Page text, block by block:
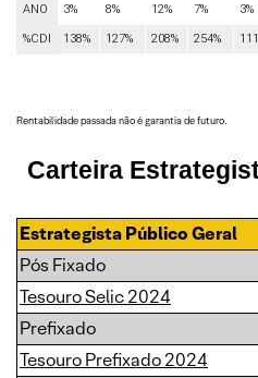
ANO 3% 8% 12% 7% 3%
%CDI 138% 127% 208% 254%
Rentabilidade passada não é garantia de futuro.
Carteira
Estrategista Público Geral
Pós Fixado
Tesouro Selic 2024
Prefixado
Tesouro Prefixado 2024